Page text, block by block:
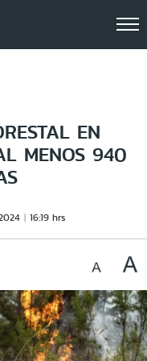
EN
MENOS 940
16:19 hrs